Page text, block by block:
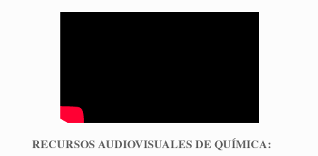
RECURSOS AUDIOVISUALES DE QUÍMICA: